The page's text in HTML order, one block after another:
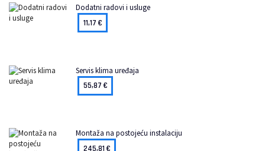
Dodatni radovi i usluge
11,17€
Servis klima uređaja
55,87€
Montaža na postojeću instalaciju
245,81€